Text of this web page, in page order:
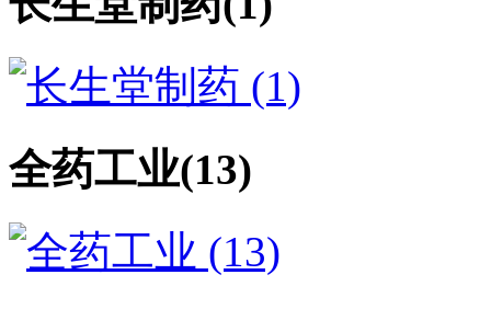
全药工业(13)